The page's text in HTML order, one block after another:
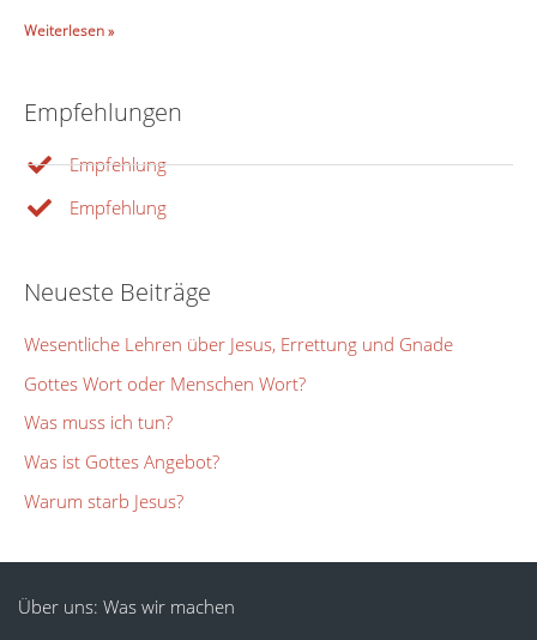
Weiterlesen »
Empfehlungen
Empfehlung
Empfehlung
Neueste Beiträge
Wesentliche Lehren über Jesus, Errettung und Gnade
Gottes Wort oder Menschen Wort?
Was muss ich tun?
Was ist Gottes Angebot?
Warum starb Jesus?
Über uns: Was wir machen